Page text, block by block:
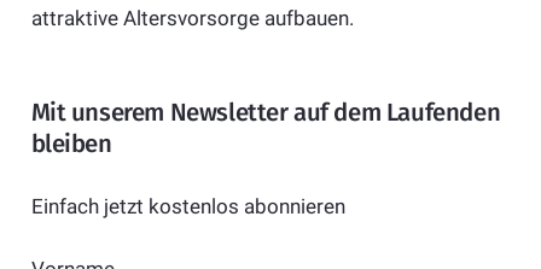
attraktive Altersvorsorge aufbauen.
Mit unserem Newsletter auf dem Laufenden
bleiben
Einfach jetzt kostenlos abonnieren